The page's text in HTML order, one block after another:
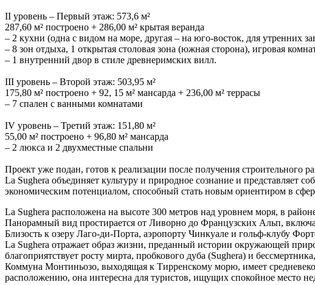
II уровень – Первый этаж: 573,6 м²
287,60 м² построено + 286,00 м² крытая веранда
– 2 кухни (одна с видом на море, другая – на юго-восток, для утренних
– 8 зон отдыха, 1 открытая столовая зона (южная сторона), игровая
– 1 внутренний двор в стиле древнеримских вилл.
III уровень – Второй этаж: 503,95 м²
175,80 м² построено + 92, 15 м² мансарда + 236,00 м² террасы
– 7 спален с ванными комнатами
IV уровень – Третий этаж: 151,80 м²
55,00 м² построено + 96,80 м² мансарда
– 2 люкса и 2 двухместные спальни
Проект уже подан, готов к реализации после получения строительного
La Sughera объединяет культуру и природное сознание и
экономическим потенциалом, способный стать новым ориентиром в
La Sughera расположена на высоте 300 метров над уровнем моря, в
Панорамный вид простирается от Ливорно до Французских Альп,
Близость к озеру Лаго-ди-Порта, аэропорту Чинкуале и гольф-клубу
La Sughera отражает образ жизни, преданный истории окружающей
благоприятствует росту мирта, пробкового дуба (Sughera) и
Коммуна Монтиньозо, выходящая к Тирренскому морю, имеет
расположению, она интересна для туристов, ищущих спокойное место